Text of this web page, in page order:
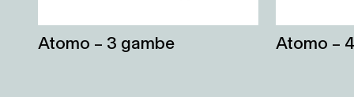
Atomo – 3 gambe Atomo –